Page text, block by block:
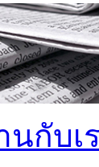
นกับเ